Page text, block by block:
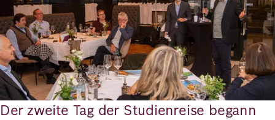
Der zweite Tag der Studienreise begann